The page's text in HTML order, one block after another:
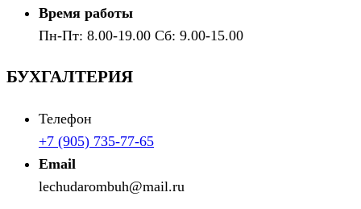
Время работы
Пн-Пт: 8.00-19.00 Сб: 9.00-15.00
БУХГАЛТЕРИЯ
Телефон
+7 (905) 735-77-65
Email
lechudarombuh@mail.ru